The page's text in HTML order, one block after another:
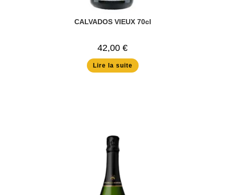
CALVADOS VIEUX 70cl
42,00 €
Lire la suite